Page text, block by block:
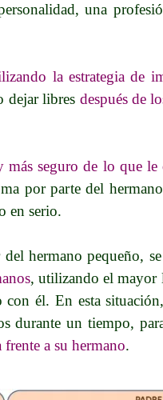
una
la estrategia de
dejar libres después de
seguro de lo que
por parte del
en serio.
hermano pequeño,
, utilizando el mayor
él. En esta
durante un tiempo,
a su hermano.